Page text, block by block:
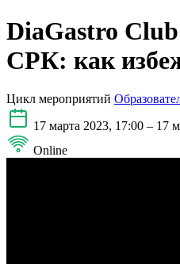
DiaGastro
СРК: как
Цикл мероприятий
17 марта 2023, 17:00 – 17
Online